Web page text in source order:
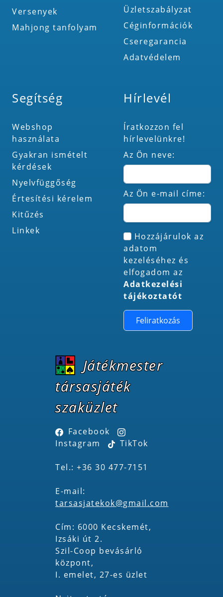
Versenyek
Mahjong tanfolyam
Üzletszabályzat
Céginformációk
Cseregarancia
Adatvédelem
Segítség
Webshop
használata
Gyakran ismételt
kérdések
Nyelvfüggőség
Értesítési kérelem
Kitűzés
Linkek
Hírlevél
Íratkozzon fel
hírlevelünkre!
Az Ön neve:
Az Ön e-mail címe:
Hozzájárulok az
adatom
kezeléséhez és
elfogadom az
Adatkezelési
tájékoztatót
Feliratkozás
Játékmester
társasjáték
szaküzlet
Facebook
Instagram
TikTok
Tel.: +36 30 477-7151
E-mail:
tarsasjatekok@gmail.com
Cím: 6000 Kecskemét,
Izsáki út 2.
Szil-Coop bevásárló
központ,
I. emelet, 27-es üzlet